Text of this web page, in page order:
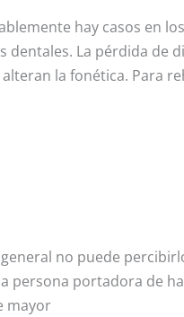
hay casos en
dentales. La pérdida de
la fonética. Para
no puede
persona portadora de
mayor